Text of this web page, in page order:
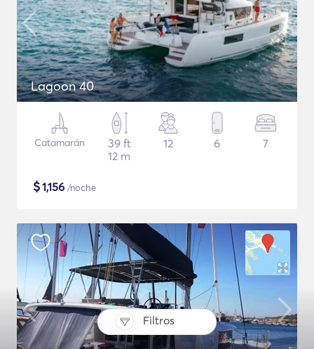
Filtros
Lagoon 40
Catamarán
39 ft
12 m
12 6 7
$1,156 /noche